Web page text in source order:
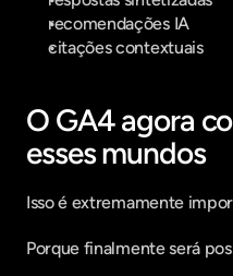
recomendações IA
citações contextuais
O GA4 agora
esses mundos
Isso é extremamente
Porque finalmente será